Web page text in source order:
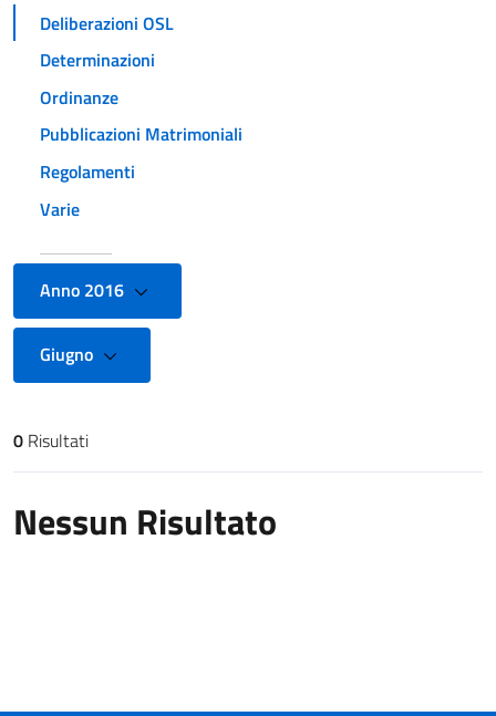
Deliberazioni OSL
Determinazioni
Ordinanze
Pubblicazioni Matrimoniali
Regolamenti
Varie
Anno 2016
Giugno
Risultati di ricerca
0 Risultati
Nessun Risultato